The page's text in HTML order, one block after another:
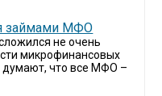
займами МФО
не очень
микрофинансовых
думают, что все МФО –